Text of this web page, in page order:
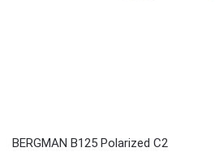
BERGMAN B125 Polarized C2